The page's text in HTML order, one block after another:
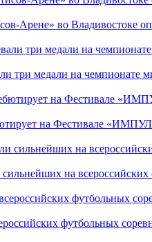
Арене» во Владивостоке
три медали на чемпионате
на Фестивале
на
футбольных